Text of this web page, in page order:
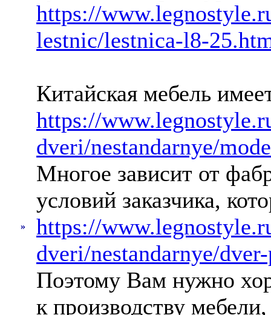
»
https://
lestnic/lestnica-l8-
Китайская мебель
https://
dveri/nestandarnye/
Многое зависит от
условий заказчика,
https://
dveri/nestandarnye/
Поэтому Вам нужно
к производству